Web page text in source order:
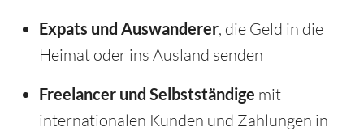
Expats und Auswanderer, die Geld in die
Heimat oder ins Ausland senden
Freelancer und Selbstständige mit
internationalen Kunden und Zahlungen in